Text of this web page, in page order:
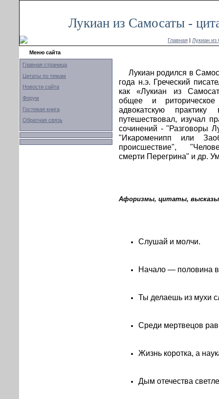
Лукиан из Самосаты -
Главная | Лукиан
Меню сайта
Главная страница
Цитаты по темам
Новости сайта
Форум
Гостевая книга
Обратная связь
Лукиан родился в
года н.э. Греческий
как «Лукиан из
общее и
адвокатскую
путешествовал, изучал
сочинений - "Разговоры
"Икароменипп или
происшествие",
смерти Перегрина" и др.
Афоризмы, цитаты,
Слушай и молчи.
Начало — половина
Ты делаешь из мухи
Среди мертвецов
Жизнь коротка, а
Дым отечества